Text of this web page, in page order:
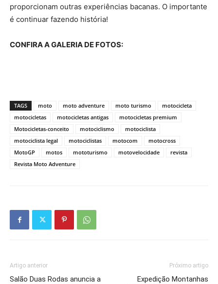
proporcionam outras experiências bacanas. O importante
é continuar fazendo história!
CONFIRA A GALERIA DE FOTOS:
TAGS moto moto adventure moto turismo
motocicleta
motocicletas
motocicletas antigas
motocicletas premium
Motocicletas-conceito
motociclismo
motociclista
motociclista legal
motociclistas motocom
motocross
MotoGP
motos mototurismo motovelocidade
revista
Revista Moto Adventure
Artigo anterior
Salão Duas Rodas anuncia a
Próximo artigo
Expedição Montanhas